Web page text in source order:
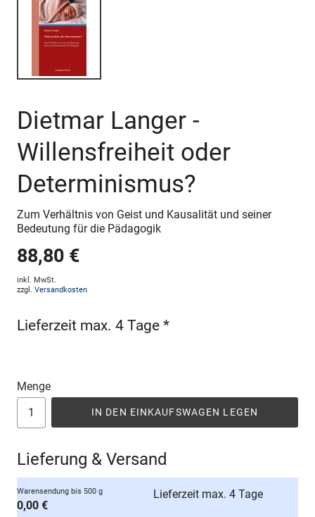
Dietmar Langer -
Willensfreiheit oder
Determinismus?
Zum Verhältnis von Geist und Kausalität und seiner
Bedeutung für die Pädagogik
88,80 €
inkl. MwSt.
zzgl. Versandkosten
Lieferzeit max. 4 Tage *
Menge
IN DEN EINKAUFSWAGEN LEGEN
Lieferung & Versand
Warensendung bis 500 g
0,00 €
Lieferzeit max. 4 Tage